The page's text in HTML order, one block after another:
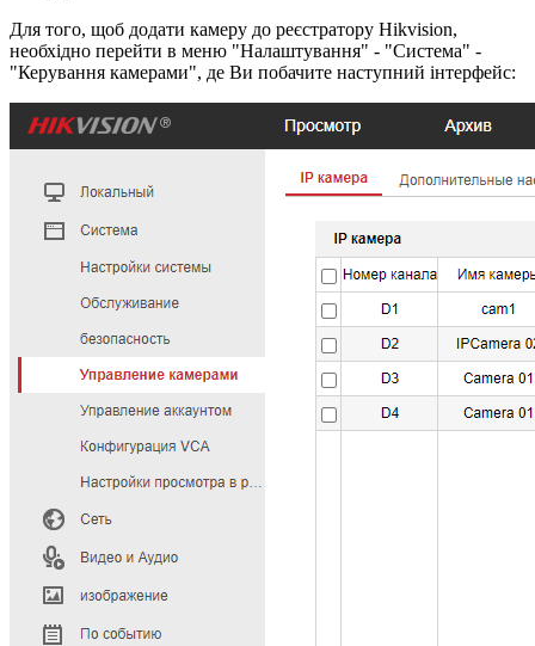
Для того, щоб додати камеру до реєстратору Hikvision,
необхідно перейти в меню "Налаштування" - "Система" -
"Керування камерами", де Ви побачите наступний інтерфейс: